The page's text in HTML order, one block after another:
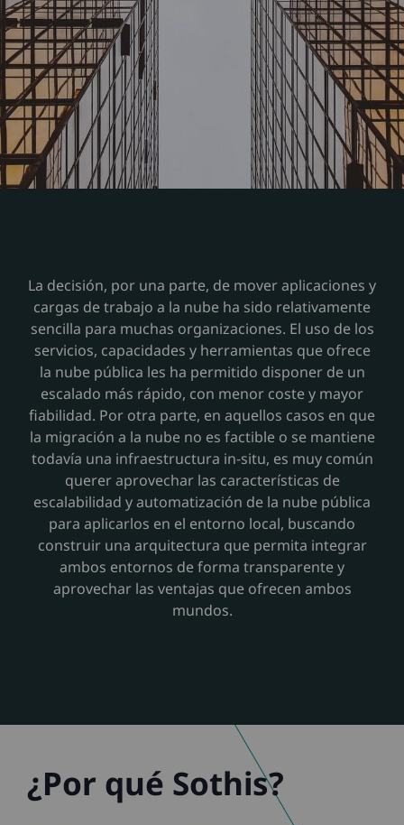
La decisión, por una parte, de mover aplicaciones y
cargas de trabajo a la nube ha sido relativamente
sencilla para muchas organizaciones. El uso de los
servicios, capacidades y herramientas que ofrece
la nube pública les ha permitido disponer de un
escalado más rápido, con menor coste y mayor
fiabilidad. Por otra parte, en aquellos casos en que
la migración a la nube no es factible o se mantiene
todavía una infraestructura in-situ, es muy común
querer aprovechar las características de
escalabilidad y automatización de la nube pública
para aplicarlos en el entorno local, buscando
construir una arquitectura que permita integrar
ambos entornos de forma transparente y
aprovechar las ventajas que ofrecen ambos
mundos.
¿Por qué Sothis?